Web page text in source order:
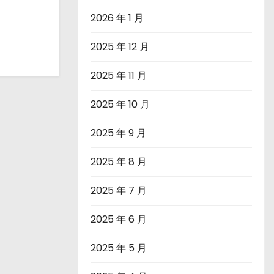
2026 年 1 月
2025 年 12 月
2025 年 11 月
2025 年 10 月
2025 年 9 月
2025 年 8 月
2025 年 7 月
2025 年 6 月
2025 年 5 月